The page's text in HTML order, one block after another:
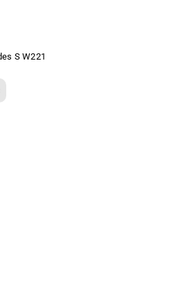
Koncovka výfuku pre Mercedes S W221